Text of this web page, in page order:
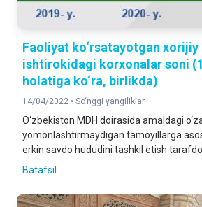
Faoliyat ko‘rsatayotgan xorijiy
ishtirokidagi korxonalar soni
holatiga ko‘ra, birlikda)
14/04/2022 • So‘nggi yangiliklar
O‘zbekiston MDH doirasida amaldagi
yomonlashtirmaydigan tamoyillarga
erkin savdo hududini tashkil etish
Batafsil ...